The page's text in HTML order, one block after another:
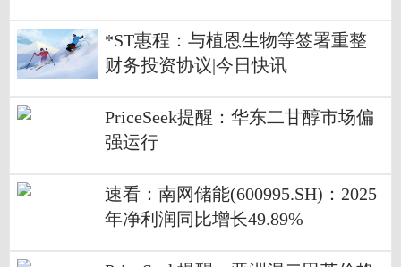
*ST惠程：与植恩生物等签署重整
财务投资协议|今日快讯
PriceSeek提醒：华东二甘醇市场偏
强运行
速看：南网储能(600995.SH)：2025
年净利润同比增长49.89%